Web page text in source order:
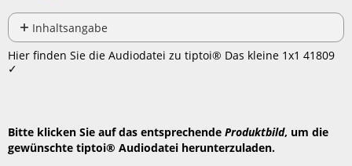
Als
PDF
speichern
Inhaltsangabe
Keine
Header
Hier finden Sie die Audiodatei zu tiptoi® Das kleine 1x1 41809
✓
Bitte klicken Sie auf das entsprechendeProduktbild, um die
gewünschte tiptoi® Audiodatei herunterzuladen.